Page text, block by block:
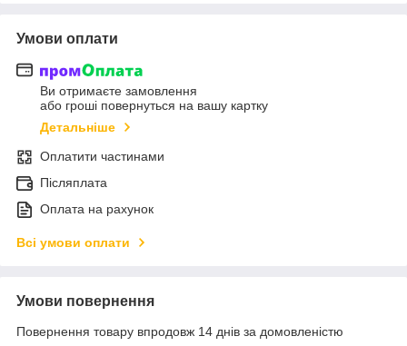
Умови оплати
Ви отримаєте замовлення
або гроші повернуться на вашу картку
Детальніше
Оплатити частинами
Післяплата
Оплата на рахунок
Всі умови оплати
Умови повернення
Повернення товару впродовж 14 днів за домовленістю